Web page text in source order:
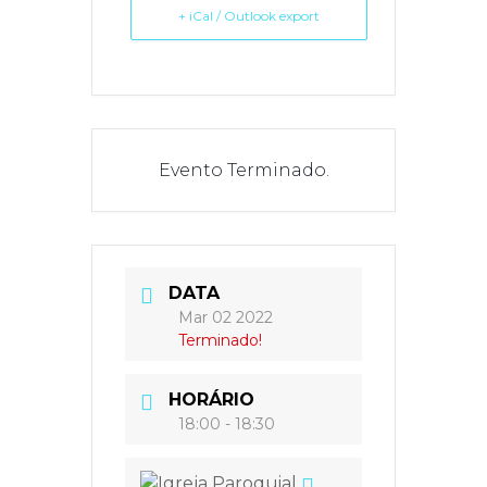
+ iCal / Outlook export
Evento Terminado.
DATA
Mar 02 2022
Terminado!
HORÁRIO
18:00 - 18:30